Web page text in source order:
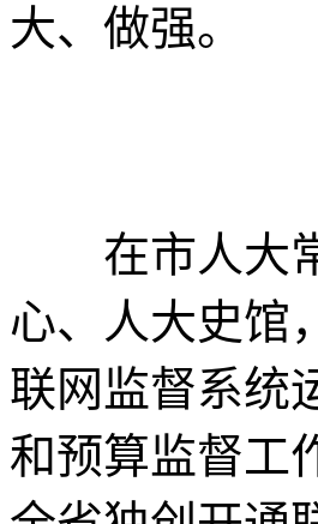
大、做强。
在市人大常
心、人大史馆
联网监督系统
和预算监督工